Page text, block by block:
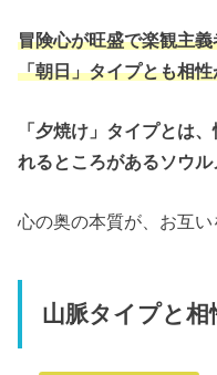
冒険心が旺盛で楽観主
「朝日」タイプとも相
「夕焼け」タイプとは
れるところがあるソウル
心の奥の本質が、お互い
山脈タイプと相